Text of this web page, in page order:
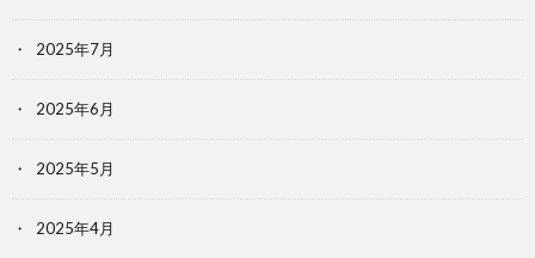
2025年7月
2025年6月
2025年5月
2025年4月